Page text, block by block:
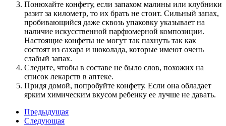
Понюхайте конфету, если запахом малины или клубники
разит за километр, то их брать не стоит. Сильный запах,
пробивающийся даже сквозь упаковку указывает на
наличие искусственной парфюмерной композиции.
Настоящие конфеты не могут так пахнуть так как
состоят из сахара и шоколада, которые имеют очень
слабый запах.
Следите, чтобы в составе не было слов, похожих на
список лекарств в аптеке.
Придя домой, попробуйте конфету. Если она обладает
ярким химическим вкусом ребенку ее лучше не давать.
Предыдущая
Следующая